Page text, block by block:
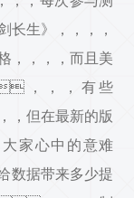
长生》，，，，
，，，，而且美
，，，有些
，但在最新的版
家心中的意难
据带来多少提